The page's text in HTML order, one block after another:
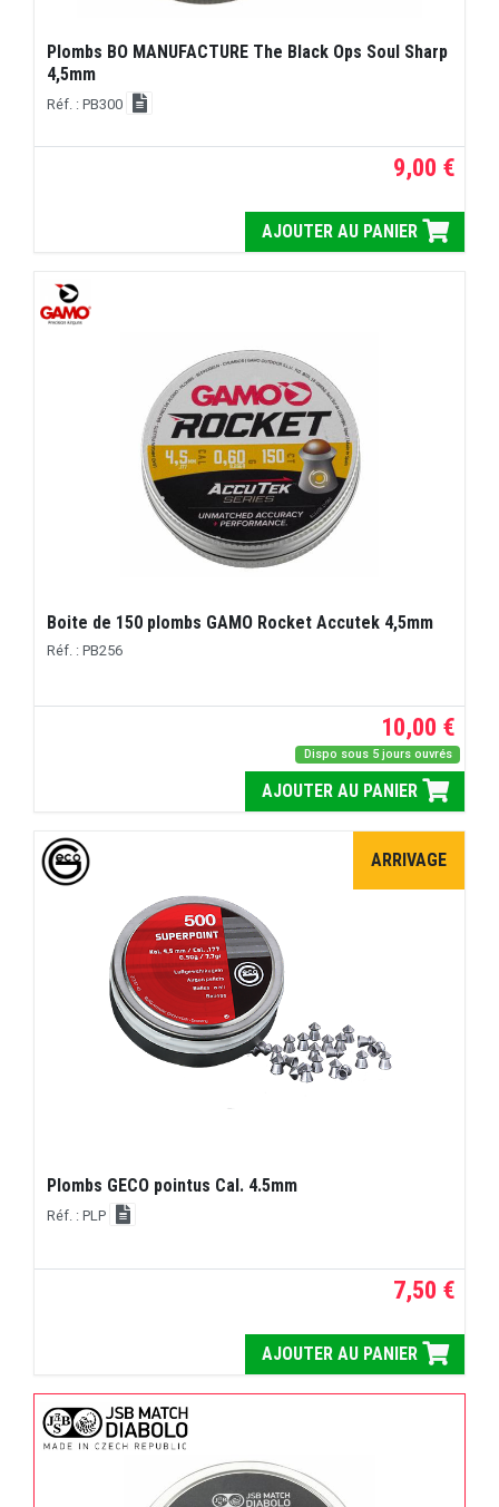
Plombs BO MANUFACTURE The Black Ops Soul Sharp
4,5mm
Réf. : PB300
9,00 €
AJOUTER AU PANIER
Boite de 150 plombs GAMO Rocket Accutek 4,5mm
Réf. : PB256
10,00 €
Dispo sous 5 jours ouvrés
AJOUTER AU PANIER
ARRIVAGE
Plombs GECO pointus Cal. 4.5mm
Réf. : PLP
7,50 €
AJOUTER AU PANIER